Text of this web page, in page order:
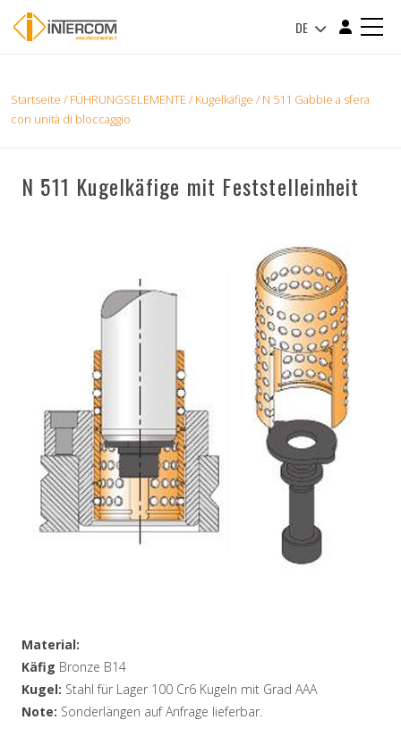
DE
Startseite / FÜHRUNGSELEMENTE/ Kugelkäfige / N 511 Gabbie a sfera
con unità di bloccaggio
N 511 Kugelkäfige mit Feststelleinheit
Material:
Käfig Bronze B14
Kugel: Stahl für Lager 100 Cr6 Kugeln mit Grad AAA
Note: Sonderlängen auf Anfrage lieferbar.